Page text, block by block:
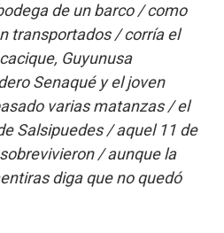
de un barco / como
transportados / corría el
Guyunusa
Senaqué y el joven
varias matanzas / el
Salsipuedes / aquel 11 de
/ aunque la
diga que no quedó